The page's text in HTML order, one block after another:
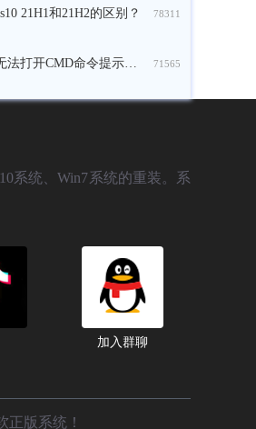
21H1和21H2的区别？ 78311
Win 10无法打开CMD命令提示符窗口怎么办？ 71565
系统、Win7系统的重装。系
加入群聊
版系统！